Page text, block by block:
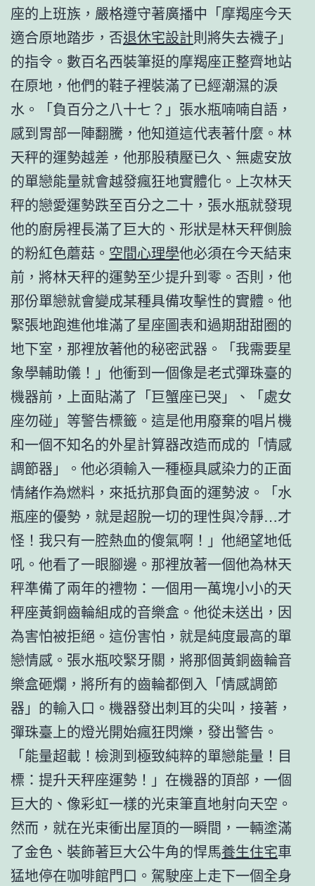
座的上班族，嚴格遵守著廣播中「摩羯座今天
適合原地踏步，否退休宅設計則將失去襪子」
的指令。數百名西裝筆挺的摩羯座正整齊地站
在原地，他們的鞋子裡裝滿了已經潮濕的淚
水。「負百分之八十七？」張水瓶喃喃自語，
感到胃部一陣翻騰，他知道這代表著什麼。林
天秤的運勢越差，他那股積壓已久、無處安放
的單戀能量就會越發瘋狂地實體化。上次林天
秤的戀愛運勢跌至百分之二十，張水瓶就發現
他的廚房裡長滿了巨大的、形狀是林天秤側臉
的粉紅色蘑菇。 空間心理學他必須在今天結束
前，將林天秤的運勢至少提升到零。否則，他
那份單戀就會變成某種具備攻擊性的實體。他
緊張地跑進他堆滿了星座圖表和過期甜甜圈的
地下室，那裡放著他的秘密武器。「我需要星
象學輔助儀！」他衝到一個像是老式彈珠臺的
機器前，上面貼滿了「巨蟹座已哭」、「處女
座勿碰」等警告標籤。這是他用廢棄的唱片機
和一個不知名的外星計算器改造而成的「情感
調節器」。他必須輸入一種極具感染力的正面
情緒作為燃料，來抵抗那負面的運勢波。「水
瓶座的優勢，就是超脫一切的理性與冷靜…才
怪！我只有一腔熱血的傻氣啊！」他絕望地低
吼。他看了一眼腳邊。那裡放著一個他為林天
秤準備了兩年的禮物：一個用一萬塊小小的天
秤座黃銅齒輪組成的音樂盒。他從未送出，因
為害怕被拒絕。這份害怕，就是純度最高的單
戀情感。張水瓶咬緊牙關，將那個黃銅齒輪音
樂盒砸爛，將所有的齒輪都倒入「情感調節
器」的輸入口。機器發出刺耳的尖叫，接著，
彈珠臺上的燈光開始瘋狂閃爍，發出警告。
「能量超載！檢測到極致純粹的單戀能量！目
標：提升天秤座運勢！」在機器的頂部，一個
巨大的、像彩虹一樣的光束筆直地射向天空。
然而，就在光束衝出屋頂的一瞬間，一輛塗滿
了金色、裝飾著巨大公牛角的悍馬養生住宅車
猛地停在咖啡館門口。駕駛座上走下一個全身